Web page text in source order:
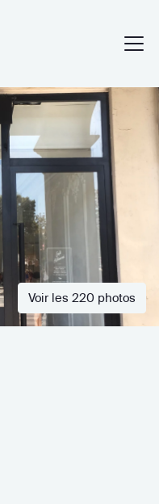
Voir les 220 photos